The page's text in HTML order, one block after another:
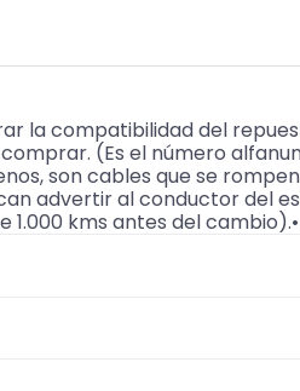
la compatibilidad del
(Es el número
son cables que se
advertir al conductor del
kms antes del